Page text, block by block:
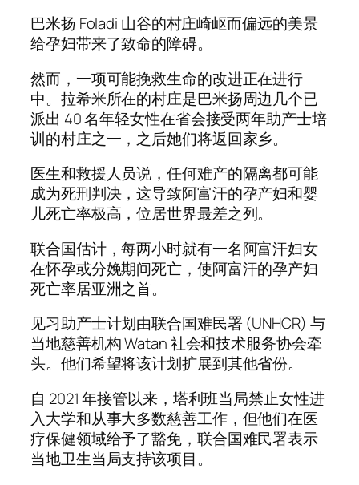
巴米扬 Foladi 山谷的村庄崎岖而偏远的美景
给孕妇带来了致命的障碍。
然而，一项可能挽救生命的改进正在进行
中。拉希米所在的村庄是巴米扬周边几个已
派出 40 名年轻女性在省会接受两年助产士培
训的村庄之一，之后她们将返回家乡。
医生和救援人员说，任何难产的隔离都可能
成为死刑判决，这导致阿富汗的孕产妇和婴
儿死亡率极高，位居世界最差之列。
联合国估计，每两小时就有一名阿富汗妇女
在怀孕或分娩期间死亡，使阿富汗的孕产妇
死亡率居亚洲之首。
见习助产士计划由联合国难民署 (UNHCR) 与
当地慈善机构 Watan 社会和技术服务协会牵
头。他们希望将该计划扩展到其他省份。
自 2021 年接管以来，塔利班当局禁止女性进
入大学和从事大多数慈善工作，但他们在医
疗保健领域给予了豁免，联合国难民署表示
当地卫生当局支持该项目。